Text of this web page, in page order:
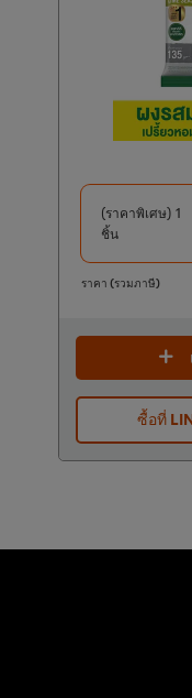
(ราคาพิเศษ) 1
ชิ้น
ราคา (รวมภาษี)
ซื้อที่